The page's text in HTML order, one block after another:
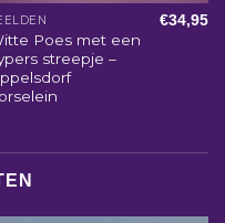
Poes met een
streepje –
€34,95